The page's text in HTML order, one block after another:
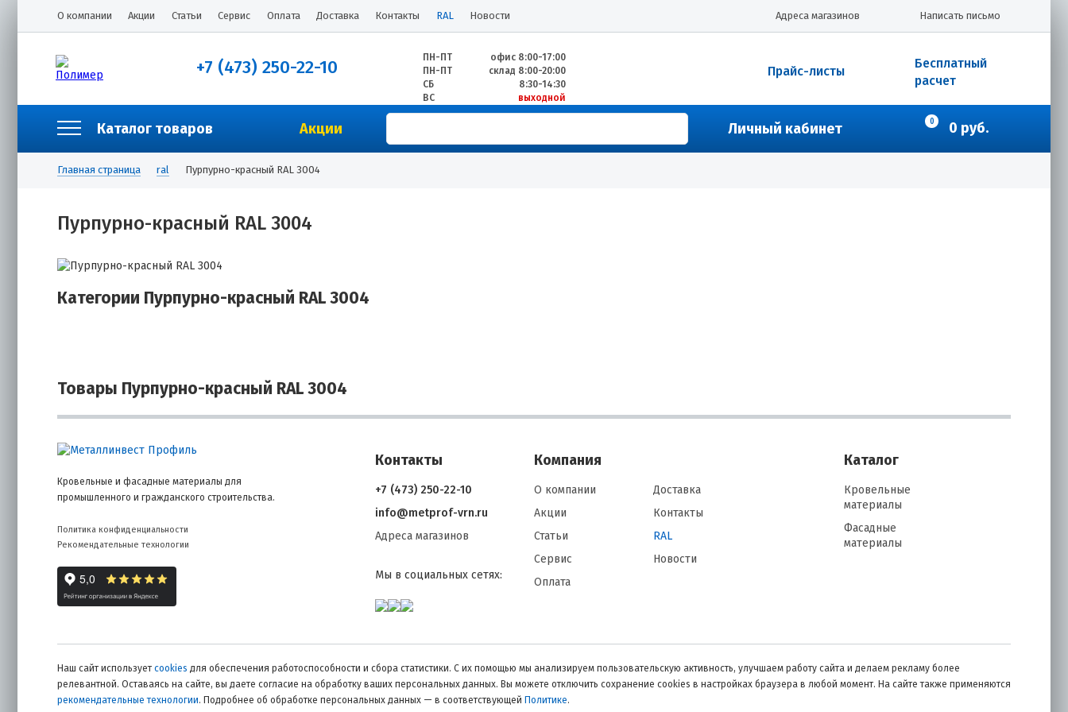
О компании Акции Статьи Сервис Оплата Доставка Контакты RAL Новости Написать письмо
Адреса магазинов
+7 (473) 250-22-10 ПН-ПТ
офис 8:00-17:00
ПН-ПТ
склад 8:00-20:00
СБ
8:30-14:30
ВС
выходной
Бесплатный
расчет
Прайс-листы
Каталог товаров Акции Личный кабинет 0 0 руб.
Главная страница ral Пурпурно-красный RAL 3004
Пурпурно-красный RAL 3004
Категории Пурпурно-красный RAL 3004
Товары Пурпурно-красный RAL 3004
Кровельные и фасадные материалы для
промышленного и гражданского строительства.
Политика конфиденциальности
Рекомендательные технологии
Контакты
+7 (473) 250-22-10
info@metprof-vrn.ru
Адреса магазинов
Мы в социальных сетях:
Компания
О компании
Акции
Статьи
Сервис
Оплата
Доставка
Контакты
RAL
Новости
Каталог
Кровельные
материалы
Фасадные
материалы
Наш сайт использует cookies для обеспечения работоспособности и сбора статистики. С их помощью мы анализируем пользовательскую активность, улучшаем работу сайта и делаем рекламу более
релевантной. Оставаясь на сайте, вы даете согласие на обработку ваших персональных данных. Вы можете отключить сохранение cookies в настройках браузера в любой момент. На сайте также применяются
рекомендательные технологии. Подробнее об обработке персональных данных — в соответствующей Политике.